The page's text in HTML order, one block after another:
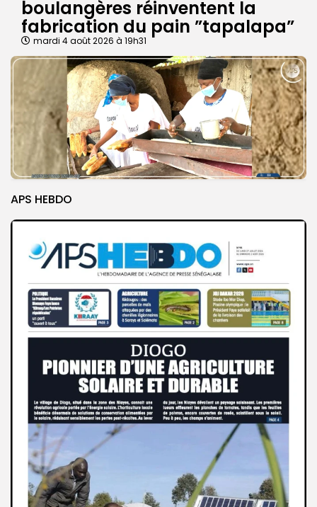
boulangères réinventent la
fabrication du pain ”tapalapa”
mardi 4 août 2026 à 19h31
APS HEBDO